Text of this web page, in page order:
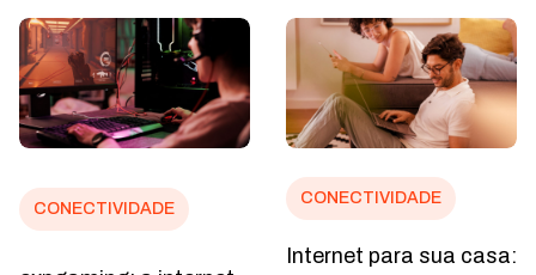
CONECTIVIDADE
BJ Móvel: conexão